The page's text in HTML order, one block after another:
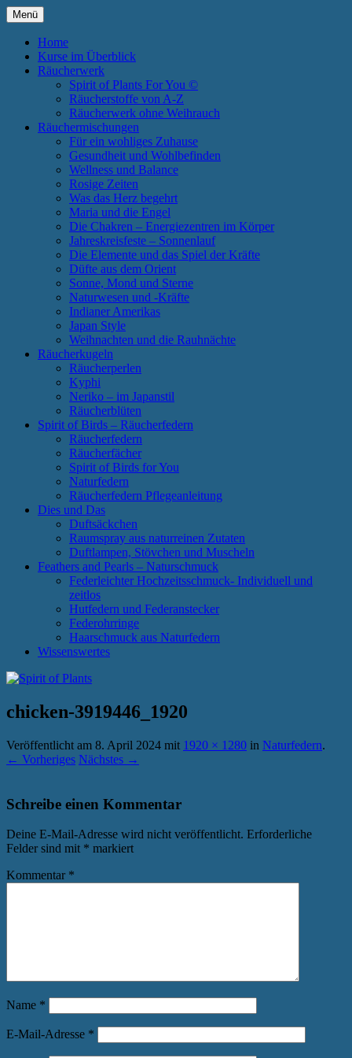
Zum
Inhalt
springen
Spirit of Plants
Menü
Home
Kurse im Überblick
Räucherwerk
Spirit of Plants For You ©
Räucherstoffe von A-Z
Räucherwerk ohne Weihrauch
Räuchermischungen
Für ein wohliges Zuhause
Gesundheit und Wohlbefinden
Wellness und Balance
Rosige Zeiten
Was das Herz begehrt
Maria und die Engel
Die Chakren – Energiezentren im Körper
Jahreskreisfeste – Sonnenlauf
Die Elemente und das Spiel der Kräfte
Düfte aus dem Orient
Sonne, Mond und Sterne
Naturwesen und -Kräfte
Indianer Amerikas
Japan Style
Weihnachten und die Rauhnächte
Räucherkugeln
Räucherperlen
Kyphi
Neriko – im Japanstil
Räucherblüten
Spirit of Birds – Räucherfedern
Räucherfedern
Räucherfächer
Spirit of Birds for You
Naturfedern
Räucherfedern Pflegeanleitung
Dies und Das
Duftsäckchen
Raumspray aus naturreinen Zutaten
Duftlampen, Stövchen und Muscheln
Feathers and Pearls – Naturschmuck
Federleichter Hochzeitsschmuck- Individuell und
zeitlos
Hutfedern und Federanstecker
Federohrringe
Haarschmuck aus Naturfedern
Wissenswertes
chicken-3919446_1920
Veröffentlicht am 8. April 2024 mit 1920 × 1280 in Naturfedern.
← Vorheriges Nächstes →
Schreibe einen Kommentar
Deine E-Mail-Adresse wird nicht veröffentlicht. Erforderliche
Felder sind mit * markiert
Kommentar *
Name *
E-Mail-Adresse *